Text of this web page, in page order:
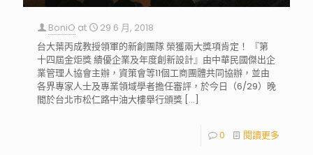
BoniO at
29 6 月, 2018
台大葉丙成教授領軍的新創團隊 榮獲兩大獎項肯定！ 『第
十四屆金炬獎 績優企業及年度創新設計』由中華民國傑出企
業管理人協會主辦，資策會等11個工商團體共同協辦，並由
各界專家人士及專業領域學者擔任審評，於今日（6/29）晚
間於台北市松仁路中油大樓舉行頒獎 […]
0 閱讀更多